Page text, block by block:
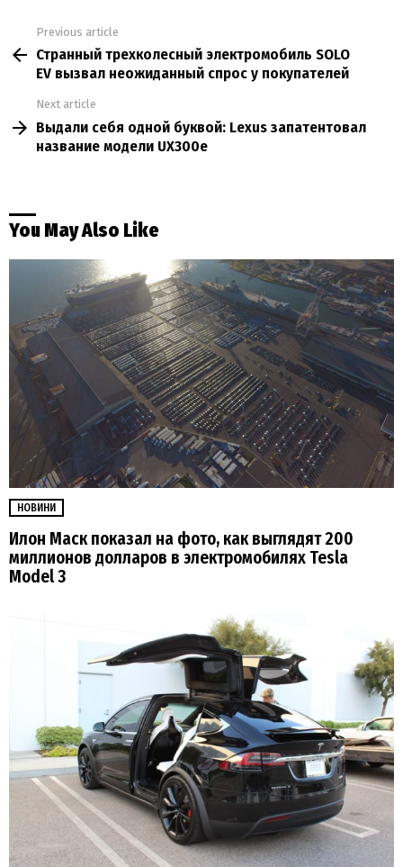
more
Previous article
Странный трехколесный электромобиль SOLO
EV вызвал неожиданный спрос у покупателей
Next article
Выдали себя одной буквой: Lexus запатентовал
название модели UX300e
You May Also Like
НОВИНИ
Илон Маск показал на фото, как выглядят 200
миллионов долларов в электромобилях Tesla
Model 3